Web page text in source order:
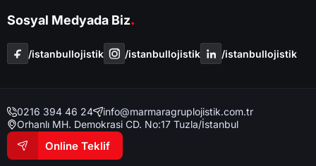
Sosyal Medyada Biz.
/i̇stanbullojistik /i̇stanbullojistik /i̇stanbullojistik
0216 394 46 24
info@marmaragruplojistik.com.tr
Orhanlı MH. Demokrasi CD. No:17 Tuzla/İstanbul
Online Teklif